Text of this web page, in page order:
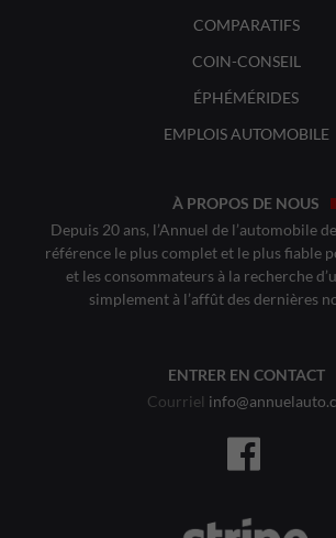
COMPARATIFS
COIN-CONSEIL
ÉPHÉMÉRIDES
EMPLOIS AUTOMOBILE
À PROPOS DE NOUS
Depuis 20 ans, l’Annuel de l’automobile
référence le plus complet et le plus fiable
et les consommateurs à la recherche
simplement à l’affût des dernières
ENTRER EN CONTACT
Courriel